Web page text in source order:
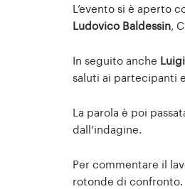
L’evento si è aperto
Ludovico Baldessin,
In seguito anche
saluti ai partecipanti
La parola è poi
dall’indagine.
Per commentare il
rotonde di confronto.